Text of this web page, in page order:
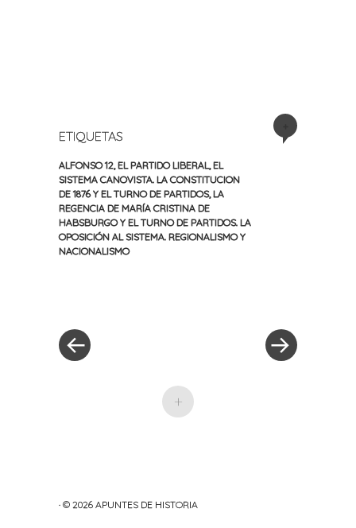
ETIQUETAS
ALFONSO 12 EL PARTIDO LIBERAL EL
SISTEMA CANOVISTA. LA CONSTITUCION
DE 1876 Y EL TURNO DE PARTIDOS, LA
REGENCIA DE MARÍA CRISTINA DE
HABSBURGO Y EL TURNO DE PARTIDOS. LA
OPOSICIÓN AL SISTEMA. REGIONALISMO Y
NACIONALISMO
entradas
+
· © 2026 APUNTES DE HISTORIA